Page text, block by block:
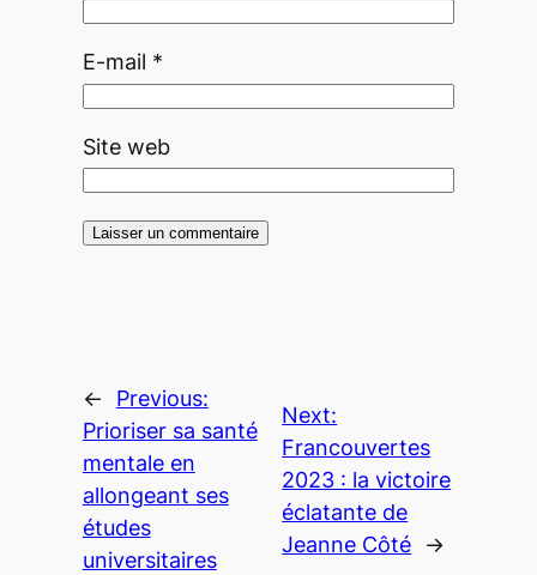
E-mail *
Site web
←
Previous:
Prioriser sa santé
mentale en
allongeant ses
études
universitaires
Next:
Francouvertes
2023 : la victoire
éclatante de
Jeanne Côté
→